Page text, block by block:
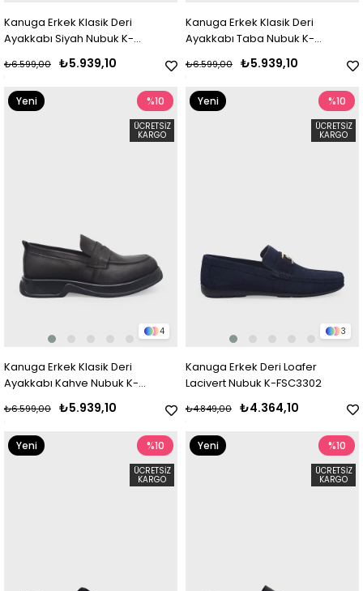
Kanuga Erkek Klasik Deri
Ayakkabı Siyah Nubuk K-
₺5.939,10
₺6.599,00
Kanuga Erkek Klasik Deri
Ayakkabı Taba Nubuk K-
₺5.939,10
₺6.599,00
4
Kanuga Erkek Klasik Deri
Ayakkabı Kahve Nubuk K-
₺5.939,10
₺6.599,00
%10
ÜCRETSIZ
KARGO
Yeni
3
Kanuga Erkek Deri Loafer
Lacivert Nubuk K-FSC3302
₺4.364,10
₺4.849,00
%10
ÜCRETSIZ
KARGO
Yeni
%10
ÜCRETSIZ
KARGO
Yeni
%10
ÜCRETSIZ
KARGO
Yeni